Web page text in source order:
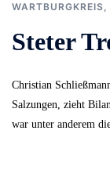
WARTBURGKREIS,
Steter
Christian
Salzungen, zieht
war unter anderem